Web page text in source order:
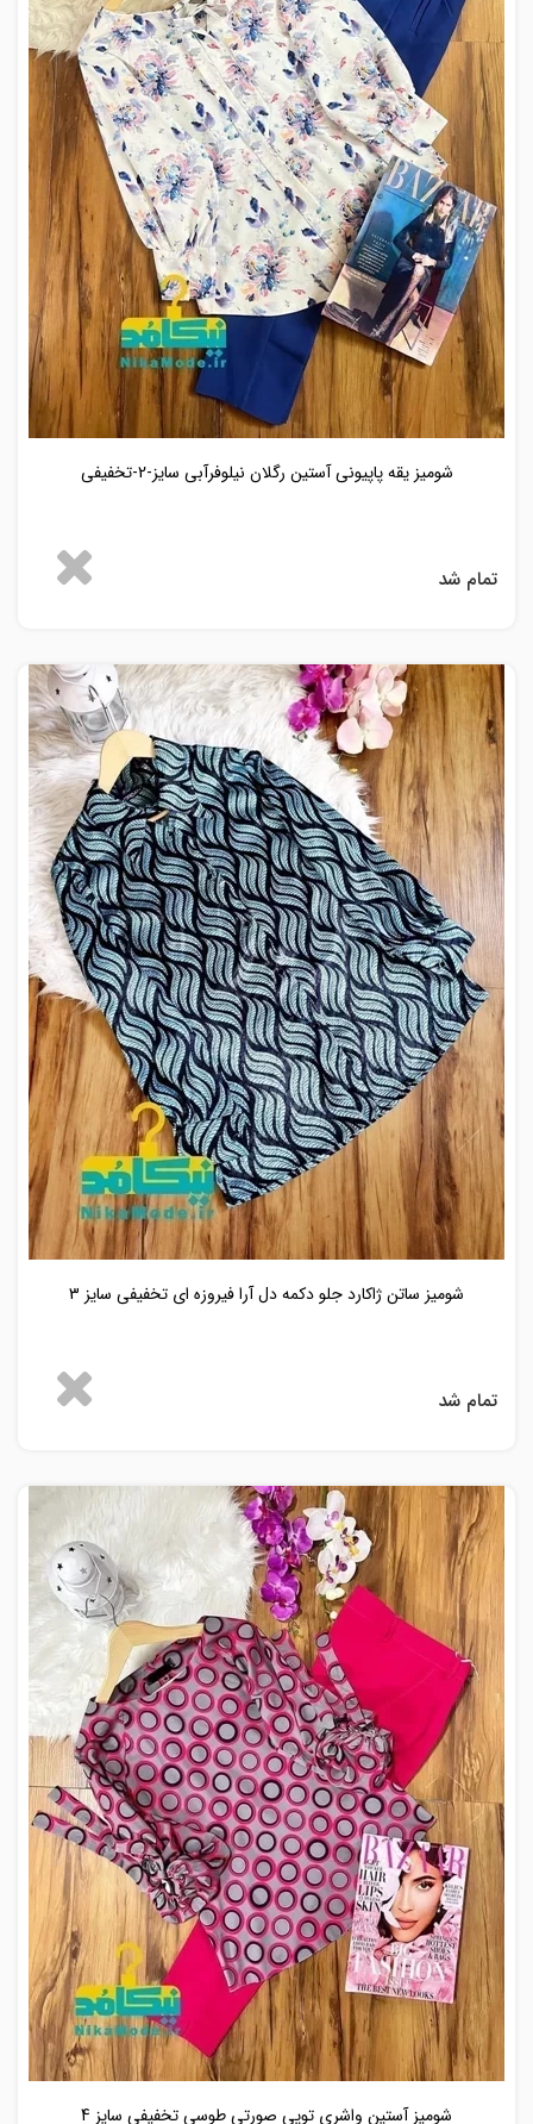
شومیز یقه پاپیونی آستین رگلان نیلوفرآبی سایز-2-تخفیفی
تمام شد
شومیز ساتن ژاکارد جلو دکمه دل آرا فیروزه ای تخفیفی سایز 3
تمام شد
شومیز آستین واشری توپی صورتی طوسی تخفیفی سایز 4